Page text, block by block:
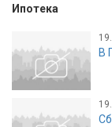
Ипотека
В